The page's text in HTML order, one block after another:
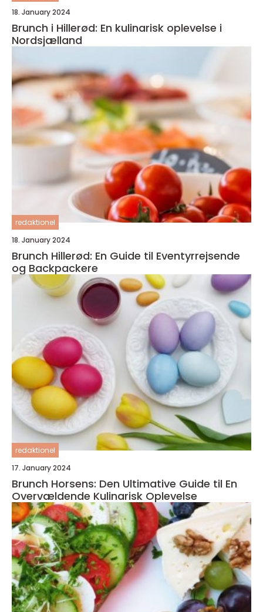
18. January 2024
Brunch i Hillerød: En kulinarisk oplevelse i
Nordsjælland
redaktionel
18. January 2024
Brunch Hillerød: En Guide til Eventyrrejsende
og Backpackere
redaktionel
17. January 2024
Brunch Horsens: Den Ultimative Guide til En
Overvældende Kulinarisk Oplevelse